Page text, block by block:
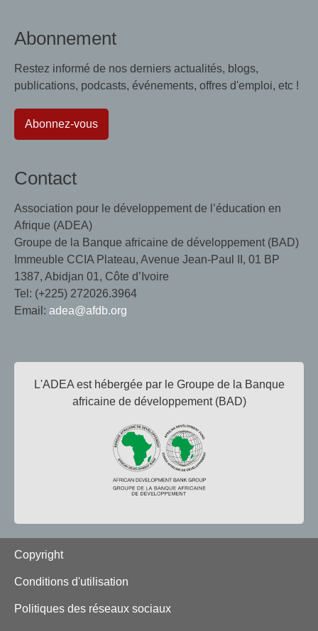
Abonnement
Restez informé de nos derniers actualités, blogs,
publications, podcasts, événements, offres d'emploi, etc !
Abonnez-vous
Contact
Association pour le développement de l’éducation en
Afrique (ADEA)
Groupe de la Banque africaine de développement (BAD)
Immeuble CCIA Plateau, Avenue Jean-Paul II, 01 BP
1387, Abidjan 01, Côte d’Ivoire
Tel: (+225) 272026.3964
Email: adea@afdb.org
L'ADEA est hébergée par le Groupe de la Banque
africaine de développement (BAD)
Footer
Copyright
Conditions d'utilisation
Politiques des réseaux sociaux